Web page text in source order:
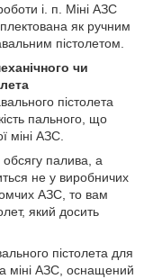
і. п. Міні АЗС
як ручним
пістолетом.
чи
пістолета
пального, що
міні АЗС.
палива, а
не у виробничих
АЗС, то вам
який досить
пістолета для
міні АЗС, оснащений